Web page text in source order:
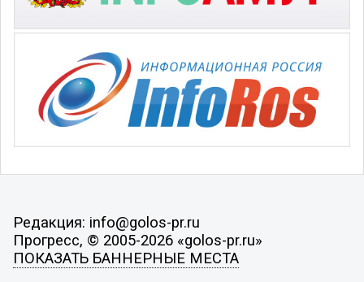
Редакция: info@golos-pr.ru
Прогресс, © 2005-2026 «golos-pr.ru»
ПОКАЗАТЬ БАННЕРНЫЕ МЕСТА